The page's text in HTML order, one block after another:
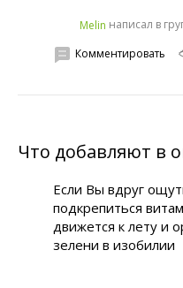
Melin написал в
Комментировать
Что добавляют в
Если Вы вдруг
подкрепиться
движется к лету и
зелени в изобилии